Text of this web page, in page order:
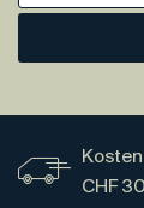
CHF